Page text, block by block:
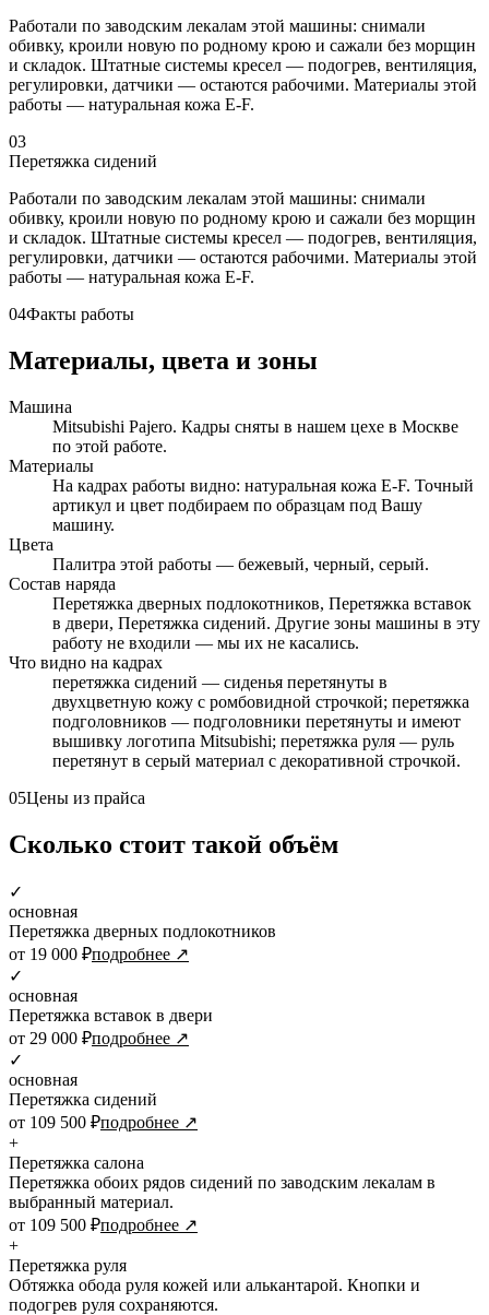
Работали по заводским лекалам этой машины: снимали
обивку, кроили новую по родному крою и сажали без морщин
и складок. Штатные системы кресел — подогрев, вентиляция,
регулировки, датчики — остаются рабочими. Материалы этой
работы — натуральная кожа E-F.
03
Перетяжка сидений
Работали по заводским лекалам этой машины: снимали
обивку, кроили новую по родному крою и сажали без морщин
и складок. Штатные системы кресел — подогрев, вентиляция,
регулировки, датчики — остаются рабочими. Материалы этой
работы — натуральная кожа E-F.
04Факты работы
Материалы, цвета и зоны
Машина
Mitsubishi Pajero. Кадры сняты в нашем цехе в Москве
по этой работе.
Материалы
На кадрах работы видно: натуральная кожа E-F. Точный
артикул и цвет подбираем по образцам под Вашу
машину.
Цвета
Палитра этой работы — бежевый, черный, серый.
Состав наряда
Перетяжка дверных подлокотников, Перетяжка вставок
в двери, Перетяжка сидений. Другие зоны машины в эту
работу не входили — мы их не касались.
Что видно на кадрах
перетяжка сидений — сиденья перетянуты в
двухцветную кожу с ромбовидной строчкой; перетяжка
подголовников — подголовники перетянуты и имеют
вышивку логотипа Mitsubishi; перетяжка руля — руль
перетянут в серый материал с декоративной строчкой.
05Цены из прайса
Сколько стоит такой объём
✓
основная
Перетяжка дверных подлокотников
от 19 000 ₽подробнее ↗
✓
основная
Перетяжка вставок в двери
от 29 000 ₽подробнее ↗
✓
основная
Перетяжка сидений
от 109 500 ₽подробнее ↗
+
Перетяжка салона
Перетяжка обоих рядов сидений по заводским лекалам в
выбранный материал.
от 109 500 ₽подробнее ↗
+
Перетяжка руля
Обтяжка обода руля кожей или алькантарой. Кнопки и
подогрев руля сохраняются.